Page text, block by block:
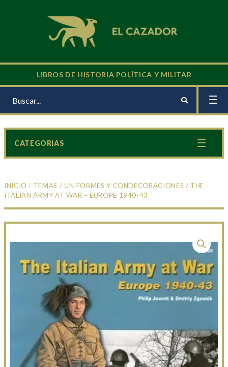
LIBROS DE HISTORIA POLÍTICA Y MILITAR
INICIO / TEMAS / UNIFORMES Y CONDECORACIONES / THE
ITALIAN ARMY AT WAR – EUROPE 1940-43
CATEGORIAS